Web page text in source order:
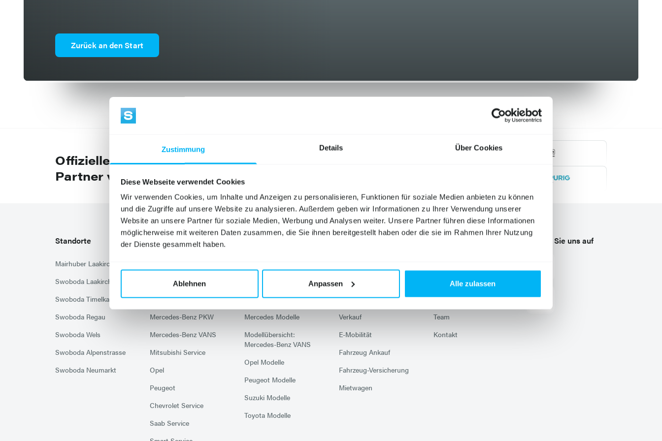
Zustimmung Details Über Cookies
Diese Webseite verwendet Cookies
Wir verwenden Cookies, um Inhalte und Anzeigen zu personalisieren, Funktionen für soziale Medien anbieten zu können
und die Zugriffe auf unsere Website zu analysieren. Außerdem geben wir Informationen zu Ihrer Verwendung unserer
Website an unsere Partner für soziale Medien, Werbung und Analysen weiter. Unsere Partner führen diese Informationen
möglicherweise mit weiteren Daten zusammen, die Sie ihnen bereitgestellt haben oder die sie im Rahmen Ihrer Nutzung
der Dienste gesammelt haben.
Ablehnen Anpassen Alle zulassen
Zurück an den Start
Offizieller
Partner von
mobile.de
Standorte
Mairhuber Laakirchen
Swoboda Laakirchen
Swoboda Timelkam
Swoboda Regau
Swoboda Wels
Swoboda Alpenstrasse
Swoboda Neumarkt
Marken
Hyundai
Mazda
Mercedes-Benz PKW
Mercedes-Benz VANS
Mitsubishi Service
Opel
Peugeot
Chevrolet Service
Saab Service
Mazda Modelle
Mercedes Modelle
Modellübersicht:
Mercedes-Benz VANS
Opel Modelle
Peugeot Modelle
Suzuki Modelle
Toyota Modelle
Services
Karosserie
Probefahrt
Verkauf
E-Mobilität
Fahrzeug Ankauf
Fahrzeug-Versicherung
Mietwagen
Unternehmen
Karriere
Team
Kontakt
Folgen Sie uns auf
Zu Instagram